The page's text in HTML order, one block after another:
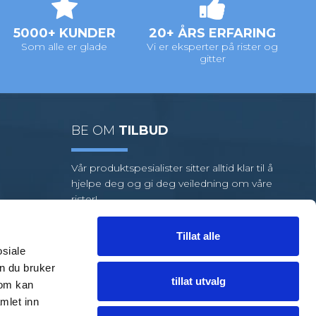
du bruker
kan
inn
Tillat alle
tillat utvalg
5000+ KUNDER
Som alle er glade
20+ ÅRS ERFARING
Vi er eksperter på rister og
gitter
BE OM TILBUD
Vår produktspesialister sitter alltid klar til å
hjelpe deg og gi deg veiledning om våre
rister!
Vi har et stort utvalg av standardrister,
men hvis oppgaven din krever
medarbeidere klare til å hjelpe deg.
TIL EN LØSNING